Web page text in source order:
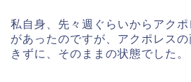
私自身、先々週ぐらいからアク
があったのですが、アクポレス
きずに、そのままの状態でした。